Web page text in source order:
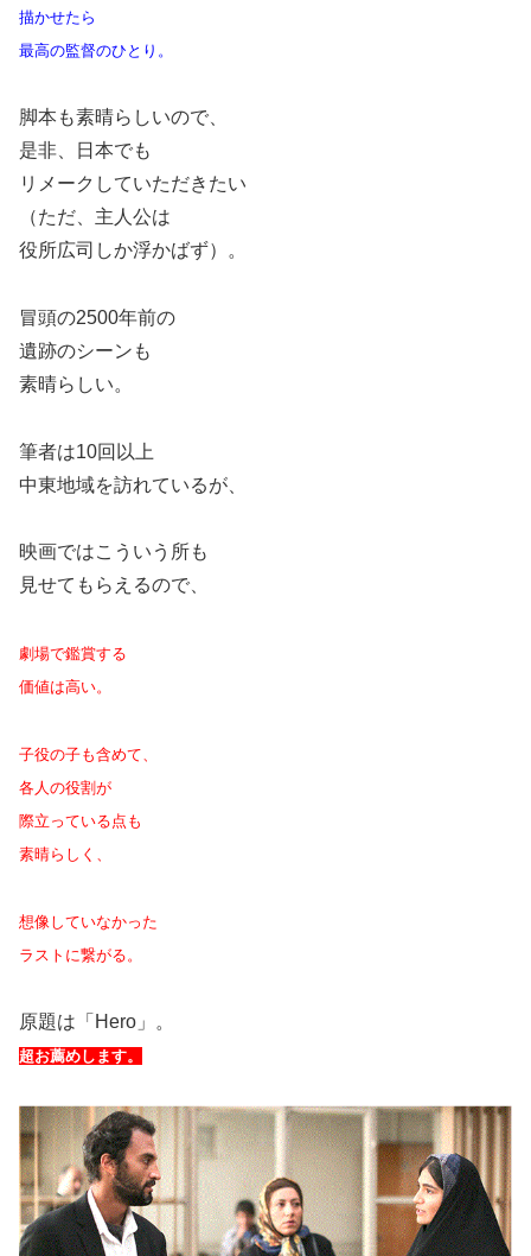
描かせたら
最高の監督のひとり。
脚本も素晴らしいので、
是非、日本でも
リメークしていただきたい
（ただ、主人公は
役所広司しか浮かばず）。
冒頭の2500年前の
遺跡のシーンも
素晴らしい。
筆者は10回以上
中東地域を訪れているが、
映画ではこういう所も
見せてもらえるので、
劇場で鑑賞する
価値は高い。
子役の子も含めて、
各人の役割が
際立っている点も
素晴らしく、
想像していなかった
ラストに繋がる。
原題は「Hero」。
超お薦めします。